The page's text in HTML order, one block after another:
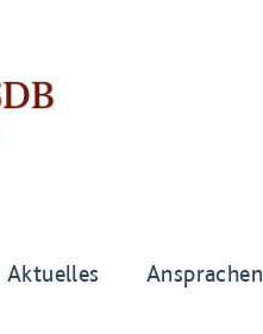
Aktuelles Ansprachen